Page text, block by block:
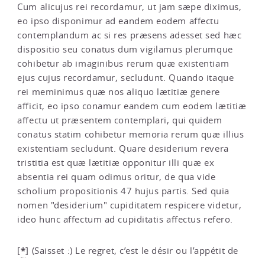
Cum alicujus rei recordamur, ut jam sæpe diximus,
eo ipso disponimur ad eandem eodem affectu
contemplandum ac si res præsens adesset sed hæc
dispositio seu conatus dum vigilamus plerumque
cohibetur ab imaginibus rerum quæ existentiam
ejus cujus recordamur, secludunt. Quando itaque
rei meminimus quæ nos aliquo lætitiæ genere
afficit, eo ipso conamur eandem cum eodem lætitiæ
affectu ut præsentem contemplari, qui quidem
conatus statim cohibetur memoria rerum quæ illius
existentiam secludunt. Quare desiderium revera
tristitia est quæ lætitiæ opponitur illi quæ ex
absentia rei quam odimus oritur, de qua vide
scholium propositionis 47 hujus partis. Sed quia
nomen "desiderium" cupiditatem respicere videtur,
ideo hunc affectum ad cupiditatis affectus refero.
[*] (Saisset :) Le regret, c’est le désir ou l’appétit de